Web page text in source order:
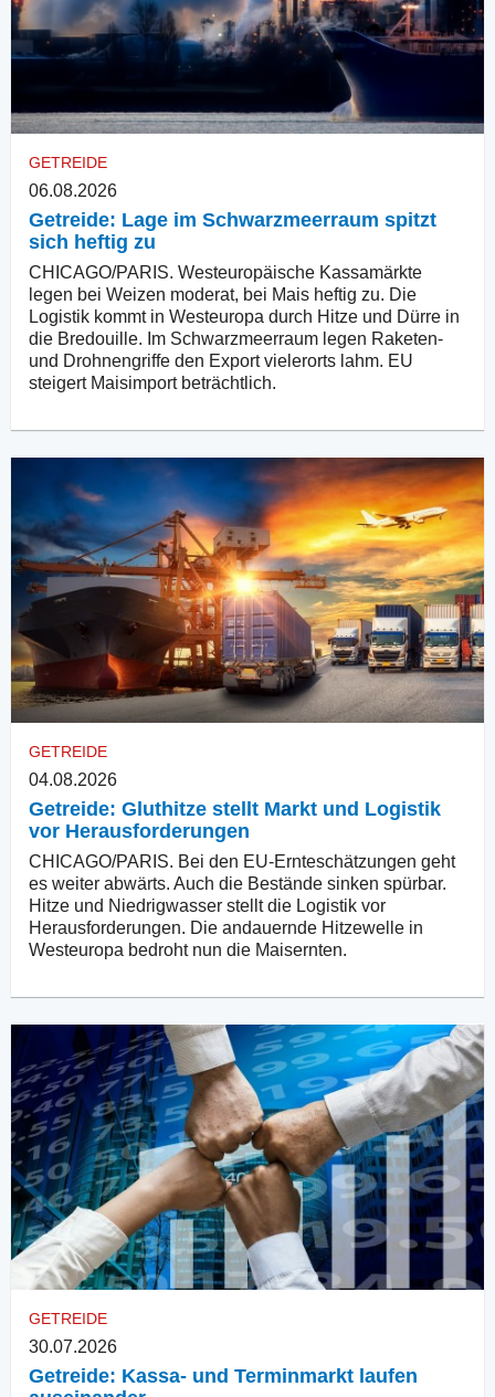
GETREIDE
06.08.2026
Getreide: Lage im Schwarzmeerraum spitzt
sich heftig zu
CHICAGO/PARIS. Westeuropäische Kassamärkte
legen bei Weizen moderat, bei Mais heftig zu. Die
Logistik kommt in Westeuropa durch Hitze und Dürre in
die Bredouille. Im Schwarzmeerraum legen Raketen-
und Drohnengriffe den Export vielerorts lahm. EU
steigert Maisimport beträchtlich.
GETREIDE
04.08.2026
Getreide: Gluthitze stellt Markt und Logistik
vor Herausforderungen
CHICAGO/PARIS. Bei den EU-Ernteschätzungen geht
es weiter abwärts. Auch die Bestände sinken spürbar.
Hitze und Niedrigwasser stellt die Logistik vor
Herausforderungen. Die andauernde Hitzewelle in
Westeuropa bedroht nun die Maisernten.
GETREIDE
30.07.2026
Getreide: Kassa- und Terminmarkt laufen